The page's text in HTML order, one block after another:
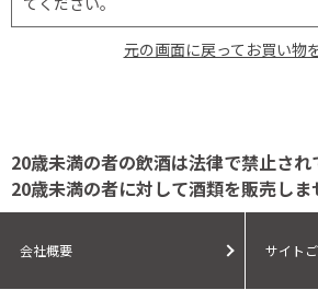
元の画面に戻ってお買い物
20歳未満の者の飲酒は法律で禁止され
20歳未満の者に対して酒類を販売しま
会社概要 サイト